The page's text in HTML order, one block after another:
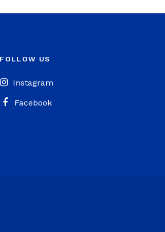
FOLLOW US
Instagram
Facebook